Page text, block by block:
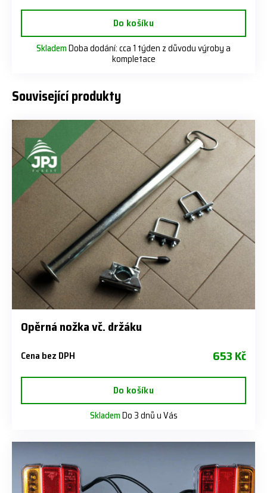
Do košíku
SklademDoba dodání: cca 1 týden z důvodu výroby a
kompletace
Související produkty
Opěrná nožka vč. držáku
Cena bez DPH 653 Kč
Do košíku
SklademDo 3 dnů u Vás